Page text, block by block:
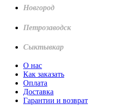
Новгород
Петрозаводск
Сыктывкар
О нас
Как заказать
Оплата
Доставка
Гарантии и возврат